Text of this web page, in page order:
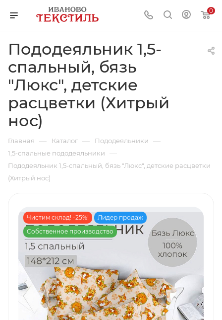
0
Пододеяльник 1,5-
спальный, бязь
"Люкс", детские
расцветки (Хитрый
нос)
Главная — Каталог — Пододеяльники —
1,5-спальные пододеяльники —
Пододеяльник 1,5-спальный, бязь "Люкс", детские расцветки
(Хитрый нос)
Чистим склад! -25%!
Лидер продаж
Собственное производство